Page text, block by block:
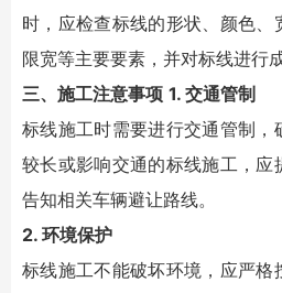
时，应检查标线的形状、颜色、
限宽等主要要素，并对标线进行
三、施工注意事项 1. 交通管制
标线施工时需要进行交通管制，
较长或影响交通的标线施工，应
告知相关车辆避让路线。
2. 环境保护
标线施工不能破坏环境，应严格